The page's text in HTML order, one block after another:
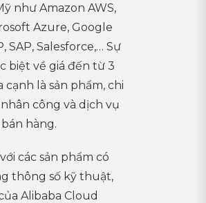
như Amazon AWS,
Azure, Google
SAP, Salesforce,… Sự
biệt về giá đến từ 3
cạnh là sản phẩm, chi
công và dịch vụ
hàng.
các sản phẩm có
thông số kỹ thuật,
Alibaba Cloud